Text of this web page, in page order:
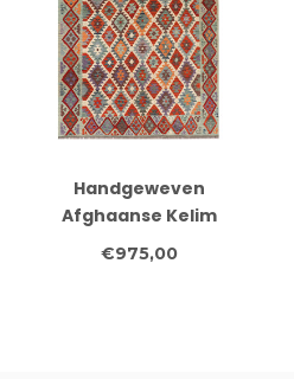
Handgeweven
Afghaanse Kelim
Vloerkleed –
€975,00